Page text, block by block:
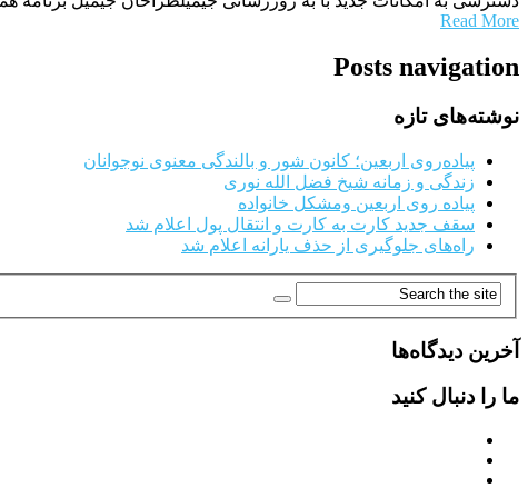
Read More
Posts navigation
نوشته‌های تازه
پیاده‌روی اربعین؛ کانون شور و بالندگی معنوی نوجوانان
زندگی و زمانه شیخ فضل الله نوری
پیاده روی اربعین ومشکل خانواده
سقف جدید کارت به کارت و انتقال پول اعلام شد
راه‌های جلوگیری از حذف یارانه اعلام شد
آخرین دیدگاه‌ها
ما را دنبال کنید